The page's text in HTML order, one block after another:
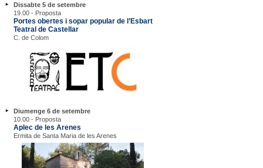
Dissabte 5 de setembre
19.00 - Proposta
Portes obertes i sopar popular de l’Esbart
Teatral de Castellar
C. de Colom
Diumenge 6 de setembre
10.00 - Proposta
Aplec de les Arenes
Ermita de Santa Maria de les Arenes